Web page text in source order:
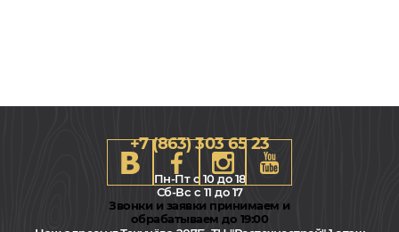
+7 (863) 303 65 23
Пн-Пт с 10 до 18
Сб-Вс с 11 до 17
Звонки и заявки принимаем и
обрабатываем до 19:00